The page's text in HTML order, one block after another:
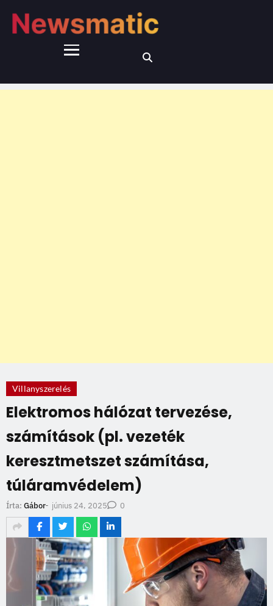
Villanyszerelés
Elektromos hálózat tervezése,
számítások (pl. vezeték
keresztmetszet számítása,
túláramvédelem)
Írta: Gábor- június 24, 2025 0